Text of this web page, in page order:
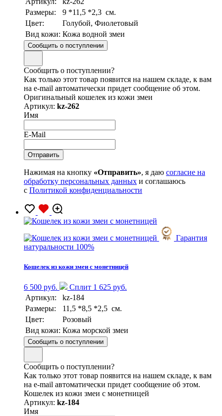
Размеры:
9 *11,5 *2,3 см.
Цвет:
Голубой, Фиолетовый
Вид кожи: Кожа водной змеи
Сообщить о поступлении
Сообщить о поступлении?
Как только этот товар появится на нашем складе, к вам
на e-mail автоматически придет сообщение об этом.
Оригинальный кошелек из кожи змеи
Артикул: kz-262
Имя
E-Mail
Нажимая на кнопку «Отправить», я даю согласие на
обработку персональных данных и соглашаюсь
с Политикой конфиденциальности
Гарантия
натуральности 100%
Кошелек из кожи змеи с монетницей
6 500 руб.
Сплит 1 625 руб.
Артикул:
kz-184
Размеры:
11,5 *8,5 *2,5 см.
Цвет:
Розовый
Вид кожи: Кожа морской змеи
Сообщить о поступлении
Сообщить о поступлении?
Как только этот товар появится на нашем складе, к вам
на e-mail автоматически придет сообщение об этом.
Кошелек из кожи змеи с монетницей
Артикул: kz-184
Имя